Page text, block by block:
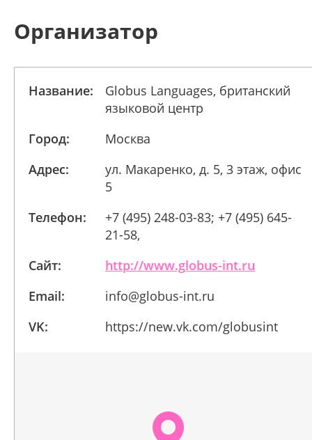
Организатор
Название:
Globus Languages, британский
языковой центр
Город:
Москва
Адрес:
ул. Макаренко, д. 5, 3 этаж, офис
5
Телефон:
+7 (495) 248-03-83; +7 (495) 645-
21-58,
Сайт:
http://www.globus-int.ru
Email:
info@globus-int.ru
VK:
https://new.vk.com/globusint